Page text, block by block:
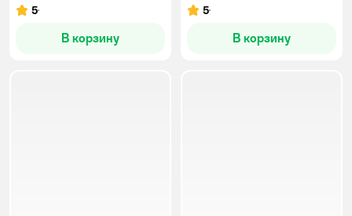
Рейтинг:
5
В корзину
Рейтинг:
5
В корзину